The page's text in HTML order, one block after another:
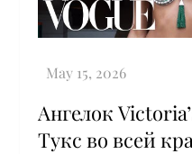
Ангелок
Тукс во всей